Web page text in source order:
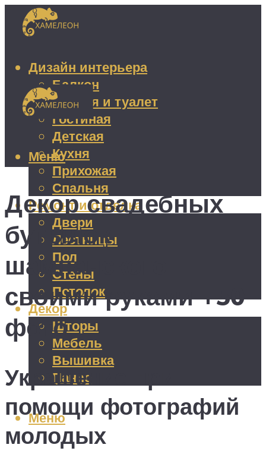
Дизайн интерьера
Балкон
Ванная и туалет
Гостиная
Детская
Кухня
Прихожая
Спальня
Ремонт и отделка
Двери
Лестницы
Пол
Стены
Потолок
Декор
Шторы
Мебель
Вышивка
Панно
Меню
Меню
Декор свадебных
бутылок
шампанского
своими руками +50
фото
Украшение при
помощи фотографий
молодых